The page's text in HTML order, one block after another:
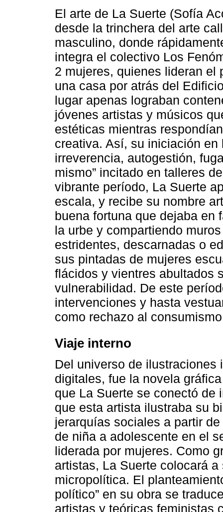
El arte de La Suerte (Sofía
desde la trinchera del arte
masculino, donde
integra el colectivo Los
2 mujeres, quienes lideran el
una casa por atrás del
lugar apenas lograban
jóvenes artistas y músicos
estéticas mientras
creativa. Así, su iniciación
irreverencia, autogestión,
mismo” incitado en talleres
vibrante período, La Suerte
escala, y recibe su nombre
buena fortuna que dejaba en
la urbe y compartiendo
estridentes, descarnadas o
sus pintadas de mujeres
flácidos y vientres abultados
vulnerabilidad. De este
intervenciones y hasta
como rechazo al
Viaje interno
Del universo de
digitales, fue la novela
que La Suerte se conectó de
que esta artista ilustraba su
jerarquías sociales a partir
de niña a adolescente en el
liderada por mujeres. Como
artistas, La Suerte colocará
micropolítica. El
político” en su obra se
artistas y teóricas feministas